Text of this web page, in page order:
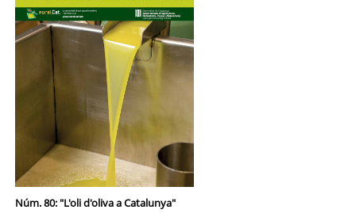
Núm. 80: "L'oli d'oliva a Catalunya"